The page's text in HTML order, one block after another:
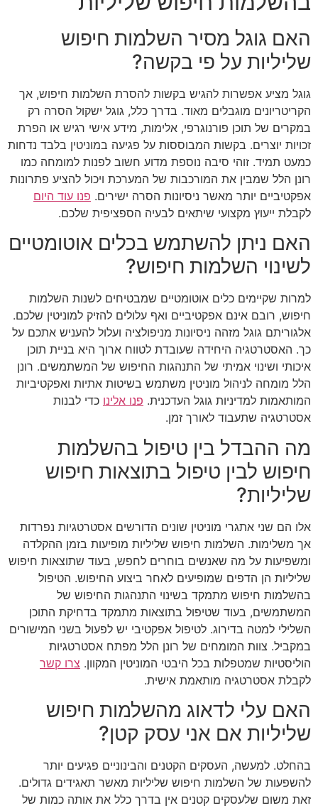
האם גוגל מסיר השלמות חיפוש
שליליות על פי בקשה?
גוגל מציע אפשרות להגיש בקשות להסרת השלמות חיפוש, אך
הקריטריונים מוגבלים מאוד. בדרך כלל, גוגל ישקול הסרה רק
במקרים של תוכן פורנוגרפי, אלימות, מידע אישי רגיש או הפרת
זכויות יוצרים. בקשות המבוססות על פגיעה במוניטין בלבד נדחות
כמעט תמיד. זוהי סיבה נוספת מדוע חשוב לפנות למומחה כמו
רונן הלל שמבין את המורכבות של המערכת ויכול להציע פתרונות
אפקטיביים יותר מאשר ניסיונות הסרה ישירים. פנו עוד היום
לקבלת ייעוץ מקצועי שיתאים לבעיה הספציפית שלכם.
האם ניתן להשתמש בכלים אוטומטיים
לשינוי השלמות חיפוש?
למרות שקיימים כלים אוטומטיים שמבטיחים לשנות השלמות
חיפוש, רובם אינם אפקטיביים ואף עלולים להזיק למוניטין שלכם.
אלגוריתם גוגל מזהה ניסיונות מניפולציה ועלול להעניש אתכם על
כך. האסטרטגיה היחידה שעובדת לטווח ארוך היא בניית תוכן
איכותי ושינוי אמיתי של התנהגות החיפוש של המשתמשים. רונן
הלל מומחה לניהול מוניטין משתמש בשיטות אתיות ואפקטיביות
המותאמות למדיניות גוגל העדכנית. פנו אלינו כדי לבנות
אסטרטגיה שתעבוד לאורך זמן.
מה ההבדל בין טיפול בהשלמות
חיפוש לבין טיפול בתוצאות חיפוש
שליליות?
אלו הם שני אתגרי מוניטין שונים הדורשים אסטרטגיות נפרדות
אך משלימות. השלמות חיפוש שליליות מופיעות בזמן ההקלדה
ומשפיעות על מה שאנשים בוחרים לחפש, בעוד שתוצאות חיפוש
שליליות הן הדפים שמופיעים לאחר ביצוע החיפוש. הטיפול
בהשלמות חיפוש מתמקד בשינוי התנהגות החיפוש של
המשתמשים, בעוד שטיפול בתוצאות מתמקד בדחיקת התוכן
השלילי למטה בדירוג. לטיפול אפקטיבי יש לפעול בשני המישורים
במקביל. צוות המומחים של רונן הלל מפתח אסטרטגיות
הוליסטיות שמטפלות בכל היבטי המוניטין המקוון. צרו קשר
לקבלת אסטרטגיה מותאמת אישית.
האם עלי לדאוג מהשלמות חיפוש
שליליות אם אני עסק קטן?
בהחלט. למעשה, העסקים הקטנים והבינוניים פגיעים יותר
להשפעות של השלמות חיפוש שליליות מאשר תאגידים גדולים.
זאת משום שלעסקים קטנים אין בדרך כלל את אותה כמות של